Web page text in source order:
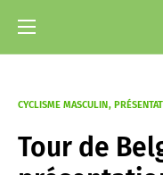
CYCLISME MASCULIN
Tour de